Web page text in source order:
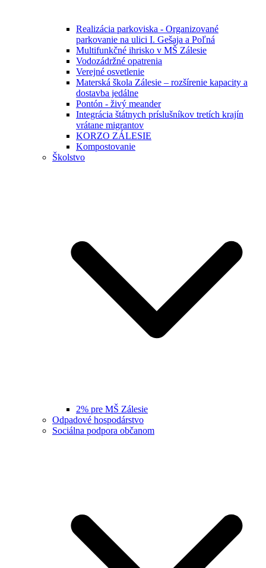
Realizácia parkoviska - Organizované
parkovanie na ulici I. Gešaja a Poľná
Multifunkčné ihrisko v MŠ Zálesie
Vodozádržné opatrenia
Verejné osvetlenie
Materská škola Zálesie – rozšírenie kapacity a
dostavba jedálne
Pontón - živý meander
Integrácia štátnych príslušníkov tretích krajín
vrátane migrantov
KORZO ZÁLESIE
Kompostovanie
Školstvo
2% pre MŠ Zálesie
Odpadové hospodárstvo
Sociálna podpora občanom